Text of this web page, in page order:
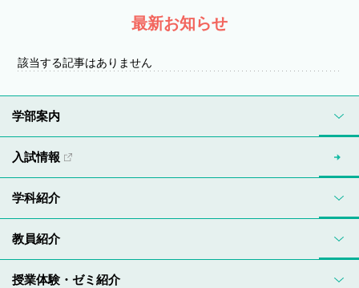
最新お知らせ
該当する記事はありません
学部案内
入試情報
学科紹介
教員紹介
授業体験・ゼミ紹介